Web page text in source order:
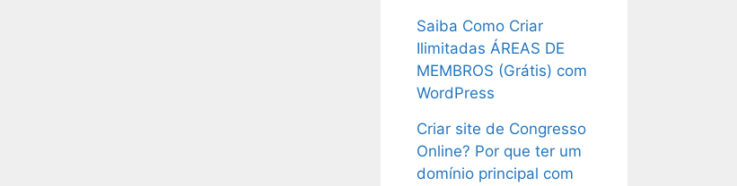
Saiba Como Criar
Ilimitadas ÁREAS DE
MEMBROS (Grátis) com
WordPress
Criar site de Congresso
Online? Por que ter um
domínio principal com